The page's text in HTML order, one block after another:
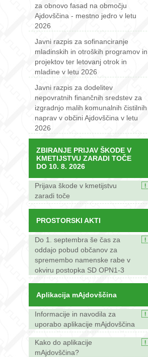
za obnovo fasad na območju
Ajdovščina - mestno jedro v letu
2026
Javni razpis za sofinanciranje
mladinskih in otroških programov in
projektov ter letovanj otrok in
mladine v letu 2026
Javni razpis za dodelitev
nepovratnih finančnih sredstev za
izgradnjo malih komunalnih čistilnih
naprav v občini Ajdovščina v letu
2026
ZBIRANJE PRIJAV ŠKODE V
KMETIJSTVU ZARADI TOČE
DO 10. 8. 2026
Prijava škode v kmetijstvu
zaradi toče
PROSTORSKI AKTI
Do 1. septembra še čas za
oddajo pobud občanov za
spremembo namenske rabe v
okviru postopka SD OPN1-3
Aplikacija mAjdovščina
Informacije in navodila za
uporabo aplikacije mAjdovščina
Kako do aplikacije
mAjdovščina?